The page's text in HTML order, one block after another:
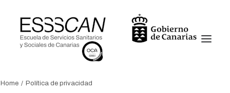
Home Política de privacidad